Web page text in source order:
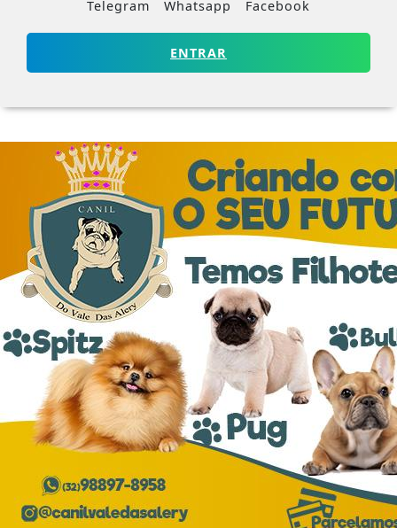
Telegram Whatsapp Facebook
ENTRAR